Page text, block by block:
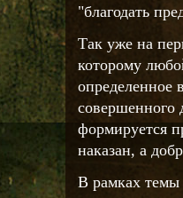
"благодать
Так уже на
которому
определенное
совершенного
формируется
наказан, а
В рамках темы